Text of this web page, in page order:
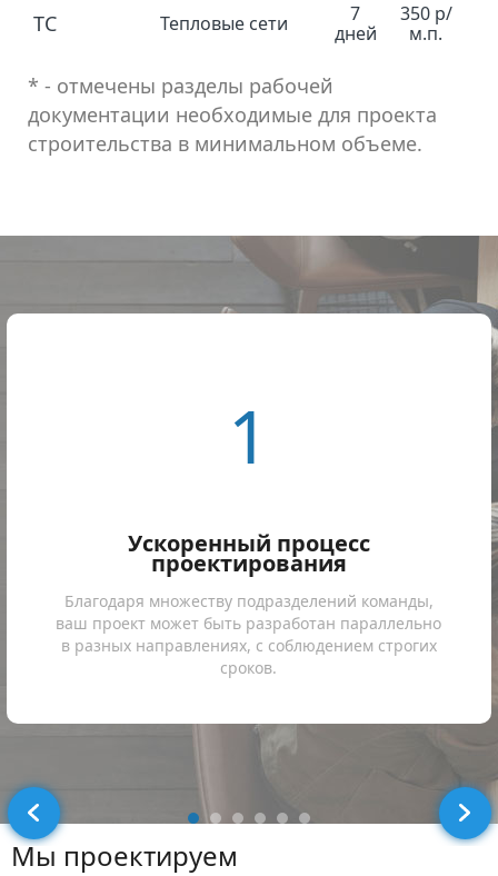
ТС Тепловые сети
7
дней
350 р/
м.п.
* - отмечены разделы рабочей
документации необходимые для проекта
строительства в минимальном объеме.
1
Ускоренный процесс
проектирования
Благодаря множеству подразделений команды,
ваш проект может быть разработан параллельно
в разных направлениях, с соблюдением строгих
сроков.
Мы проектируем